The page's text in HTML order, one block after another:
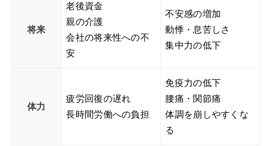
将来
老後資金
親の介護
会社の将来性への不
安
不安感の増加
動悸・息苦しさ
集中力の低下
体力
疲労回復の遅れ
長時間労働への負担
免疫力の低下
腰痛・関節痛
体調を崩しやすくな
る